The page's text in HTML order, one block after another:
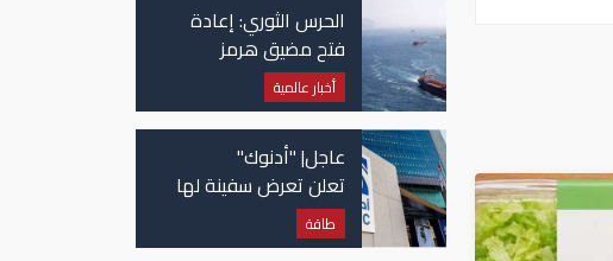
الحرس الثوري: إعادة
فتح مضيق هرمز
مرهونة بقبول واشنطن
الكامل لشروط طهران
أخبار عالمية
عاجل| "أدنوك"
تعلن تعرض سفينة لها
للاستهداف بصاروخ في
مضيق هرمز
طاقة